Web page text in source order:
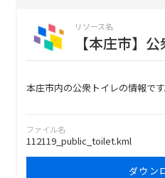
リソース名
【本庄市】
本庄市内の公衆トイレの情報です
ファイル名
112119_public_toilet.kml
ダウン